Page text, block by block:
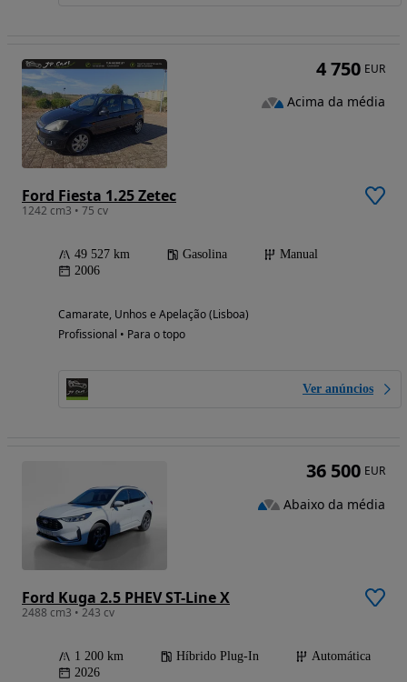
Ford Fiesta 1.25 Zetec
1242 cm3 • 75 cv
49 527 km Gasolina
Manual
2006
Camarate, Unhos e Apelação (Lisboa)
Profissional • Para o topo
Ver anúncios
4 750 EUR
Acima da média
Ford Kuga 2.5 PHEV ST-Line X
2488 cm3 • 243 cv
1 200 km Híbrido Plug-In
Automática
2026
36 500 EUR
Abaixo da média